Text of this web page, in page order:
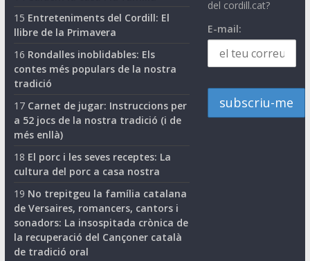
15 Entreteniments del Cordill: El
llibre de la Primavera
16 Rondalles inoblidables: Els
contes més populars de la nostra
tradició
17 Carnet de jugar: Instruccions per
a 52 jocs de la nostra tradició (i de
més enllà)
18 El porc i les seves receptes: La
cultura del porc a casa nostra
19 No trepitgeu la família catalana
de Versaires, romancers, cantors i
sonadors: La insospitada crònica de
la recuperació del Cançoner català
de tradició oral
del cordill.cat?
E-mail: